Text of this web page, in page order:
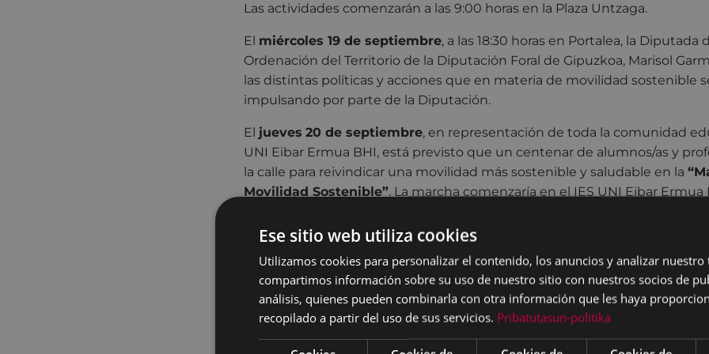
Las actividades comenzarán a las 9:00 horas en la Plaza Untzaga.
El miércoles 19 de septiembre, a las 18:30 horas en Portalea, la Diputada
Ordenación del Territorio de la Diputación Foral de Gipuzkoa, Marisol
las distintas políticas y acciones que en materia de movilidad sostenible
impulsando por parte de la Diputación.
El jueves 20 de septiembre, en representación de toda la comunidad
UNI Eibar Ermua BHI, está previsto que un centenar de alumnos/as y
la calle para reivindicar una movilidad más sostenible y saludable en la
Movilidad Sostenible”. La marcha comenzaría en el IES UNI Eibar Ermua
El viernes,21 de septiembre, la Plaza de Unzaga acogerá, de 16:00 a
dirigidas al público infantil. De esta forma, se pondrá en marcha un
vial en el que los niños y niñas que lo deseen tendrán la oportunidad de
habilidades sobre la bicicleta además de aprender nociones básicas para
con seguridad en un entorno urbano. Y, asimismo, podrán acudir al “Taller
de manualidades con bicicleta.
Ese sitio web utiliza cookies
Utilizamos cookies para personalizar el contenido, los anuncios y analizar nuestro
compartimos información sobre su uso de nuestro sitio con nuestros socios de
análisis, quienes pueden combinarla con otra información que les haya
recopilado a partir del uso de sus servicios. Pribatutasun-politika